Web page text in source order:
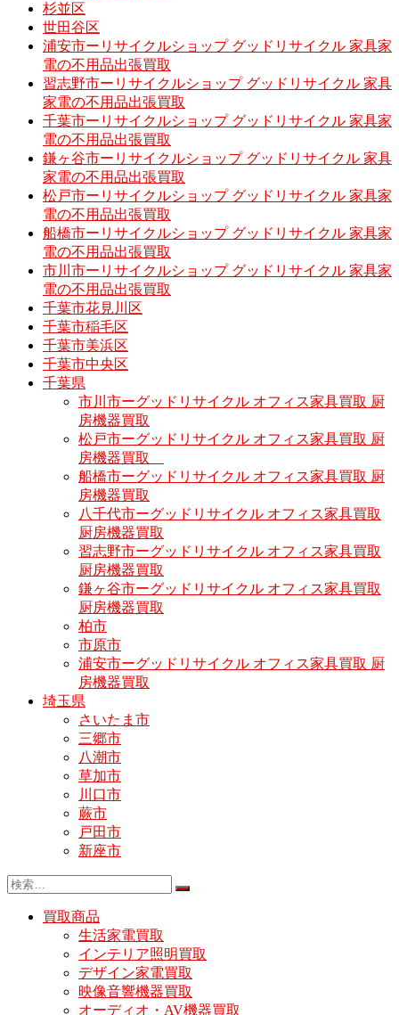
杉並区
世田谷区
浦安市ーリサイクルショップ グッドリサイクル 家具家
電の不用品出張買取
習志野市ーリサイクルショップ グッドリサイクル 家具
家電の不用品出張買取
千葉市ーリサイクルショップ グッドリサイクル 家具家
電の不用品出張買取
鎌ヶ谷市ーリサイクルショップ グッドリサイクル 家具
家電の不用品出張買取
松戸市ーリサイクルショップ グッドリサイクル 家具家
電の不用品出張買取
船橋市ーリサイクルショップ グッドリサイクル 家具家
電の不用品出張買取
市川市ーリサイクルショップ グッドリサイクル 家具家
電の不用品出張買取
千葉市花見川区
千葉市稲毛区
千葉市美浜区
千葉市中央区
千葉県
市川市ーグッドリサイクル オフィス家具買取 厨
房機器買取
松戸市ーグッドリサイクル オフィス家具買取 厨
房機器買取
船橋市ーグッドリサイクル オフィス家具買取 厨
房機器買取
八千代市ーグッドリサイクル オフィス家具買取
厨房機器買取
習志野市ーグッドリサイクル オフィス家具買取
厨房機器買取
鎌ヶ谷市ーグッドリサイクル オフィス家具買取
厨房機器買取
柏市
市原市
浦安市ーグッドリサイクル オフィス家具買取 厨
房機器買取
埼玉県
さいたま市
三郷市
八潮市
草加市
川口市
蕨市
戸田市
新座市
買取商品
生活家電買取
インテリア照明買取
デザイン家電買取
映像音響機器買取
オーディオ・AV機器買取